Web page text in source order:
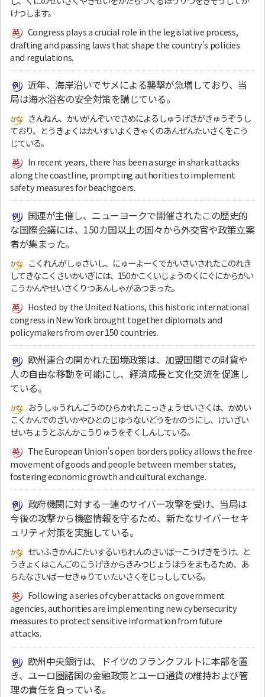
けつします。
Congress plays a crucial role in the legislative process,
drafting and passing laws that shape the country’s policies
and regulations.
近年、海岸沿いでサメによる襲撃が急増しており、当
局は海水浴客の安全対策を講じている。
きんねん、かいがんぞいでさめによるしゅうげきがきゅうぞうし
ており、とうきょくはかいすいよくきゃくのあんぜんたいさくをこう
じている。
In recent years, there has been a surge in shark attacks
along the coastline, prompting authorities to implement
safety measures for beachgoers.
国連が主催し、ニューヨークで開催されたこの歴史的
な国際会議には、150カ国以上の国々から外交官や政策立案
者が集まった。
こくれんがしゅさいし、にゅーよーくでかいさいされたこのれき
してきなこくさいかいぎには、150かこくいじょうのくにぐにからがい
こうかんやせいさくりつあんしゃがあつまった。
Hosted by the United Nations, this historic international
congress in New York brought together diplomats and
policymakers from over 150 countries.
欧州連合の開かれた国境政策は、加盟国間での財貨や
人の自由な移動を可能にし、経済成長と文化交流を促進し
ている。
おうしゅうれんごうのひらかれたこっきょうせいさくは、かめい
こくかんでのざいかやひとのじゆうないどうをかのうにし、けいざい
せいちょうとぶんかこうりゅうをそくしんしている。
The European Union’s open borders policy allows the free
movement of goods and people between member states,
fostering economic growth and cultural exchange.
政府機関に対する一連のサイバー攻撃を受け、当局は
今後の攻撃から機密情報を守るため、新たなサイバーセキ
ュリティ対策を実施している。
せいふきかんにたいするいちれんのさいばーこうげきをうけ、と
うきょくはこんごのこうげきからきみつじょうほうをまもるため、あ
らたなさいばーせきゅりてぃたいさくをじっししている。
Following a series of cyber attacks on government
agencies, authorities are implementing new cybersecurity
measures to protect sensitive information from future
attacks.
欧州中央銀行は、ドイツのフランクフルトに本部を置
き、ユーロ圏諸国の金融政策とユーロ通貨の維持および管
理の責任を負っている。